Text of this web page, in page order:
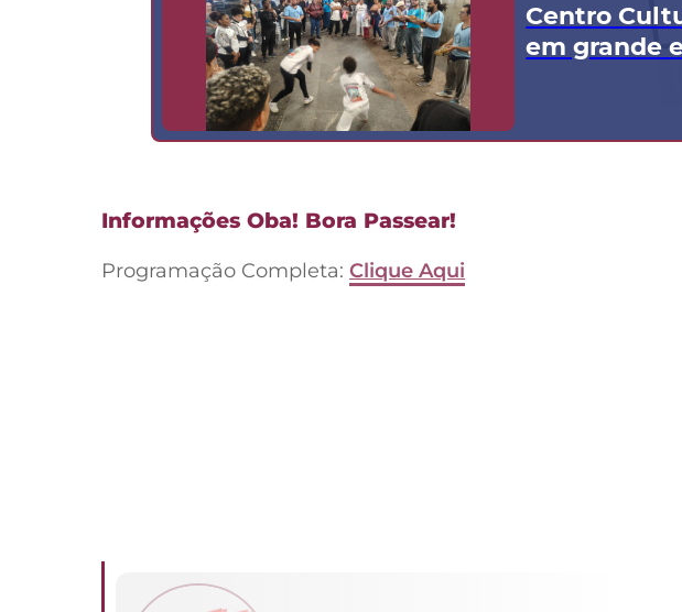
Centro
em grande
Informações Oba! Bora Passear!
Programação Completa: Clique Aqui